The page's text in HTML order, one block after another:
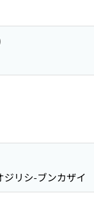
ジリシ-ブンカザイ